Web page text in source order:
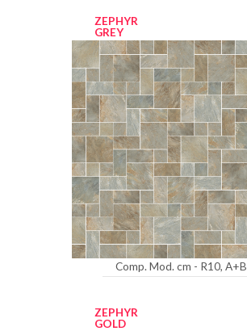
ZEPHYR
GREY
Comp. Mod. cm - R10, A+B
ZEPHYR
GOLD